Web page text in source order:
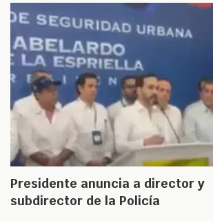
Presidente anuncia a director y
subdirector de la Policía